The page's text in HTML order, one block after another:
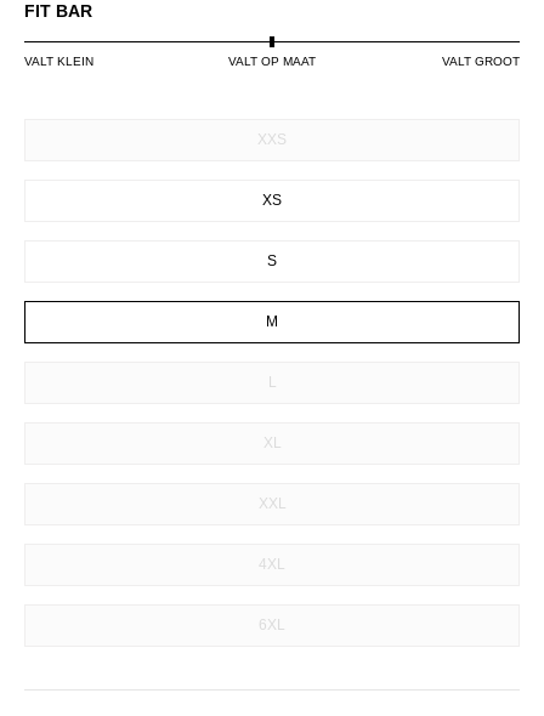
FIT BAR
VALT KLEIN VALT OP MAAT VALT GROOT
XXS
XS
S
M
L
XL
XXL
4XL
6XL